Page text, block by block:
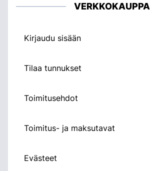
VERKKOKAUPPA
Kirjaudu sisään
Tilaa tunnukset
Toimitusehdot
Toimitus- ja maksutavat
Evästeet